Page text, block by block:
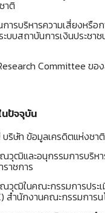
าติ
รบริหารความเสี่ยงหรือ
บสถาบันการเงินประชาช
Committee ข
นปัจจุบัน
ริษัท ข้อมูลเครดิตแห่งชา
วุฒิและอนุกรรมการบริห
าชการ
วุฒิในคณะกรรมการประเ
สำนักงานคณะกรรมการ